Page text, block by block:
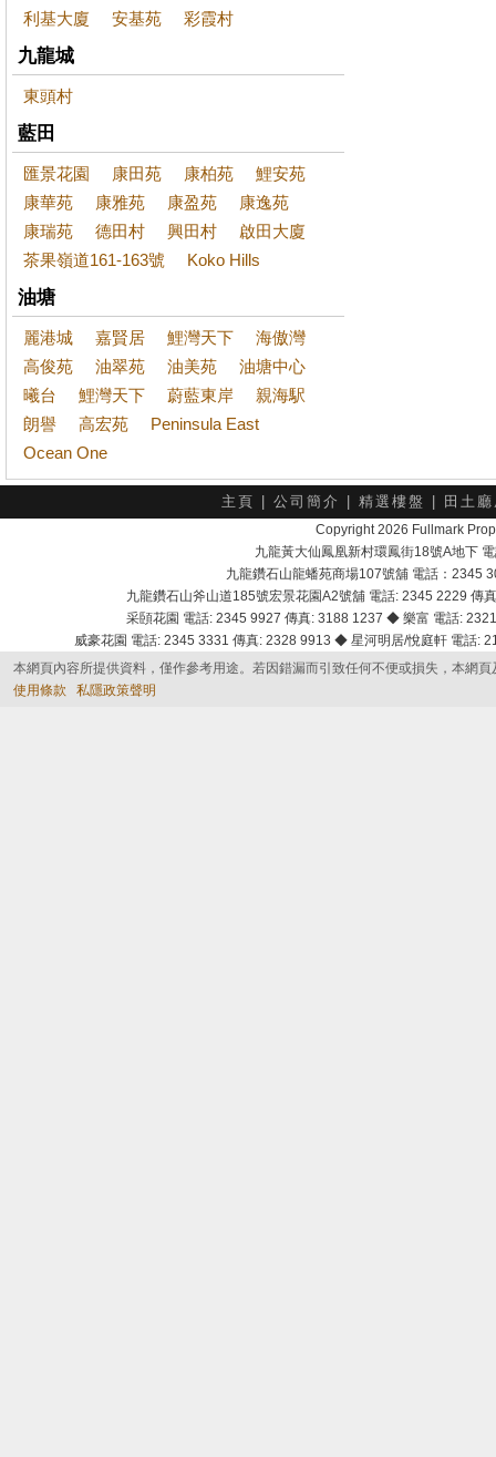
利基大廈 安基苑 彩霞村
九龍城
東頭村
藍田
匯景花園 康田苑 康柏苑
鯉安苑
康華苑
康雅苑 康盈苑
康逸苑
康瑞苑
德田村 興田村
啟田大廈
茶果嶺道161-163號
Koko Hills
油塘
麗港城 嘉賢居 鯉灣天下
海傲灣
高俊苑
油翠苑 油美苑
油塘中心
曦台
鯉灣天下 蔚藍東岸
親海駅
朗譽
高宏苑
Peninsula East
Ocean One
主頁 公司簡介 精選樓盤 田土
Copyright 2026 Fullmark
九龍黃大仙鳳凰新村環鳳街18號A地下
九龍鑽石山龍蟠苑商場107號舖 電話：2345
九龍鑽石山斧山道185號宏景花園A2號舖 電話: 2345 2229
采頣花園 電話: 2345 9927 傳真: 3188 1237 ◆ 樂富 電話:
威豪花園 電話: 2345 3331 傳真: 2328 9913 ◆ 星河明居/悅庭軒 電話
本網頁內容所提供資料，僅作參考用途。若因錯漏而引致任何不便或損失，本網
使用條款
私隱政策聲明